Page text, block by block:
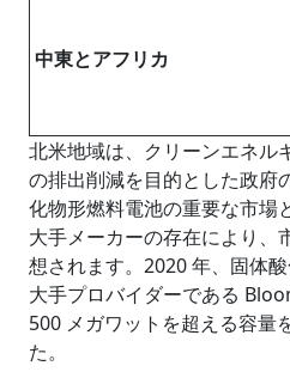
中東とアフリカ
北米地域は、クリーンエネル
の排出削減を目的とした政府
化物形燃料電池の重要な市場
大手メーカーの存在により、
想されます。2020 年、固体
大手プロバイダーである
500 メガワットを超える容量
た。